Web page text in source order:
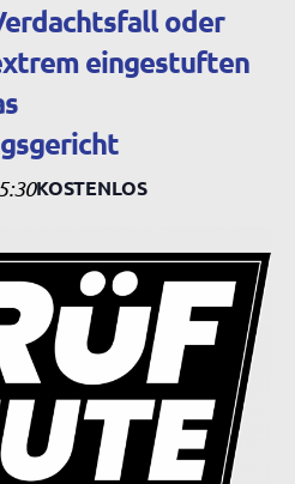
oder
eingestuften
KOSTENLOS